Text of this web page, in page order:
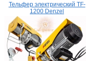
Тельфер электрический TF-
1200 Denzel